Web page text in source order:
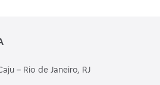
– Rio de Janeiro, RJ